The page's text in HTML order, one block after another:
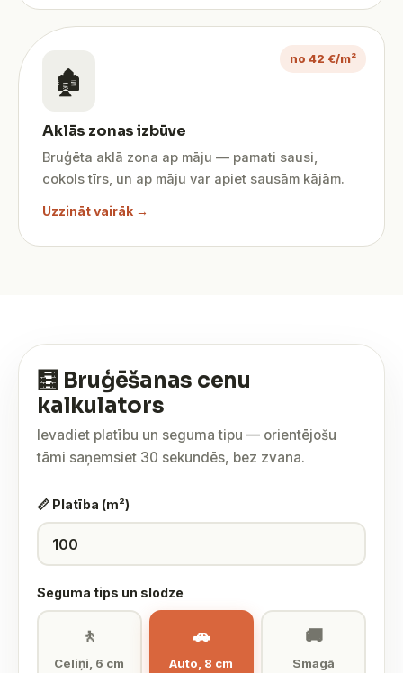
no 42 €/m²
🏚️
Aklās zonas izbūve
Bruģēta aklā zona ap māju — pamati sausi,
cokols tīrs, un ap māju var apiet sausām kājām.
Uzzināt vairāk →
🧮 Bruģēšanas cenu
kalkulators
Ievadiet platību un seguma tipu — orientējošu
tāmi saņemsiet 30 sekundēs, bez zvana.
📏 Platība (m²)
Seguma tips un slodze
🚶
Celiņi, 6 cm
🚗
Auto, 8 cm
🚚
Smagā